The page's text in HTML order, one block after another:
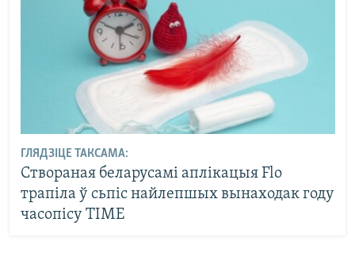
ГЛЯДЗІЦЕ ТАКСАМА:
Створаная беларусамі аплікацыя Flo
трапіла ў сьпіс найлепшых вынаходак году
часопісу TIME